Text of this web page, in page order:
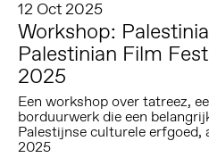
12 Oct 2025
Workshop:
Palestinian Film
2025
Een workshop over tatreez,
borduurwerk die een
Palestijnse culturele erfgoed,
2025